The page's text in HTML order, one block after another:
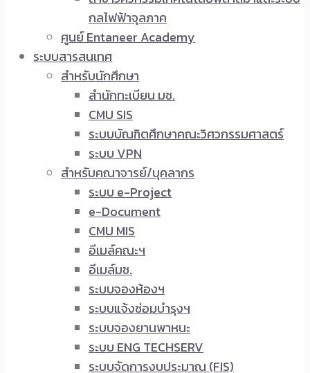
กลไฟฟ้าจุลภาค
ศูนย์ Entaneer Academy
ระบบสารสนเทศ
สำหรับนักศึกษา
สำนักทะเบียน มช.
CMU SIS
ระบบบัณฑิตศึกษาคณะวิศวกรรมศาสตร์
ระบบ VPN
สำหรับคณาจารย์/บุคลากร
ระบบ e-Project
e-Document
CMU MIS
อีเมล์คณะฯ
อีเมล์มช.
ระบบจองห้องฯ
ระบบแจ้งซ่อมบำรุงฯ
ระบบจองยานพาหนะ
ระบบ ENG TECHSERV
ระบบจัดการงบประมาณ (FIS)